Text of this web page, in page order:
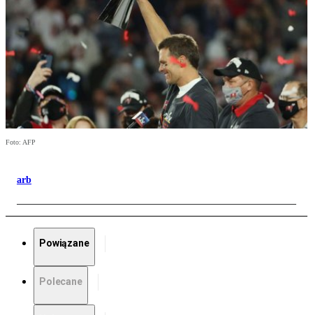
Foto: AFP
arb
Powiązane
Polecane